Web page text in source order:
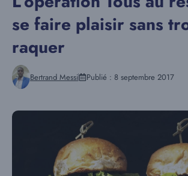
se faire plaisir sans
raquer
Bertrand Messi Publié : 8 septembre 2017